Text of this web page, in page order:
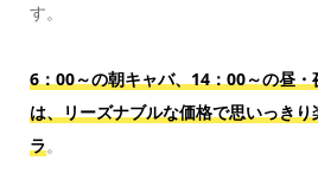
す。
6：00～の朝キャバ、14：00～の昼
は、リーズナブルな価格で思いっき
ラ。